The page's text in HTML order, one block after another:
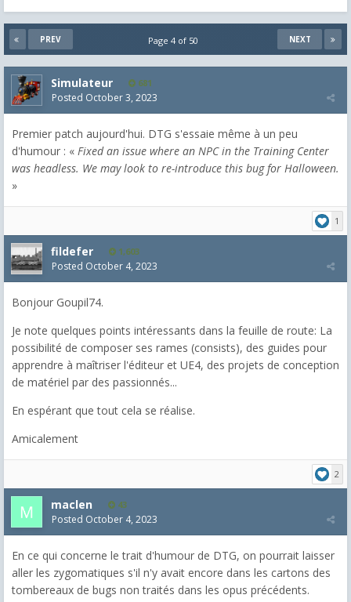
PREV NEXT
Page 4 of 50
Simulateur 681
Posted October 3, 2023
Premier patch aujourd'hui. DTG s'essaie même à un peu
d'humour : « Fixed an issue where an NPC in the Training Center
was headless. We may look to re-introduce this bug for Halloween.
»
1
fildefer 1,603
Posted October 4, 2023
Bonjour Goupil74.
Je note quelques points intéressants dans la feuille de route: La
possibilité de composer ses rames (consists), des guides pour
apprendre à maîtriser l'éditeur et UE4, des projets de conception
de matériel par des passionnés...
En espérant que tout cela se réalise.
Amicalement
2
maclen 43
Posted October 4, 2023
En ce qui concerne le trait d'humour de DTG, on pourrait laisser
aller les zygomatiques s'il n'y avait encore dans les cartons des
tombereaux de bugs non traités dans les opus précédents.